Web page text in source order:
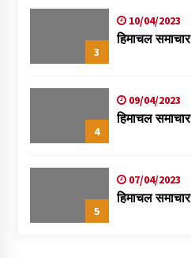
3
10/04/2023
हिमाचल समाचार
4
09/04/2023
हिमाचल समाचार
5
07/04/2023
हिमाचल समाचार